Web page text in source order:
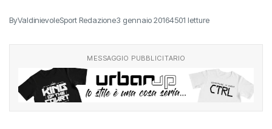
MESSAGGIO PUBBLICITARIO